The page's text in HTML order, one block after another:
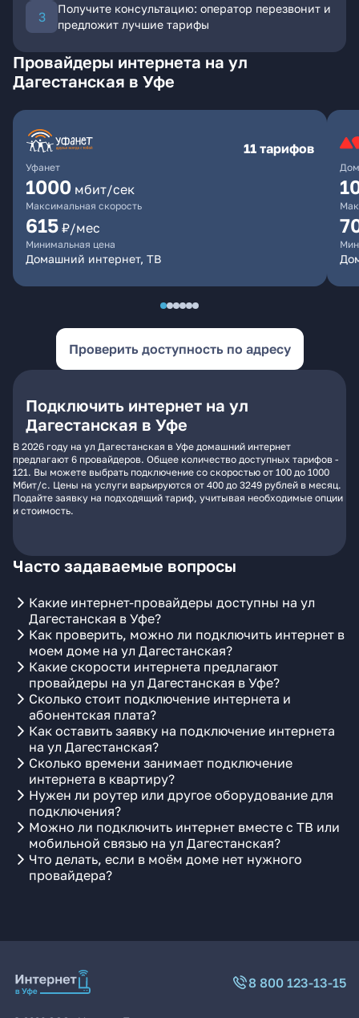
Получите консультацию: оператор перезвонит и
предложит лучшие тарифы
Провайдеры интернета на ул
Дагестанская в Уфе
Уфанет
11 тарифов
1000 мбит/сек
Максимальная скорость
615 ₽/мес
Минимальная цена
Домашний интернет, ТВ
Проверить доступность по адресу
Подключить интернет на ул
Дагестанская в Уфе
В 2026 году на ул Дагестанская в Уфе домашний интернет
предлагают 6 провайдеров. Общее количество доступных тарифов -
121. Вы можете выбрать подключение со скоростью от 100 до 1000
Мбит/с. Цены на услуги варьируются от 400 до 3249 рублей в месяц.
Подайте заявку на подходящий тариф, учитывая необходимые опции
и стоимость.
Часто задаваемые вопросы
Какие интернет-провайдеры доступны на ул
Дагестанская в Уфе?
Как проверить, можно ли подключить интернет в
моем доме на ул Дагестанская?
Какие скорости интернета предлагают
провайдеры на ул Дагестанская в Уфе?
Сколько стоит подключение интернета и
абонентская плата?
Как оставить заявку на подключение интернета
на ул Дагестанская?
Сколько времени занимает подключение
интернета в квартиру?
Нужен ли роутер или другое оборудование для
подключения?
Можно ли подключить интернет вместе с ТВ или
мобильной связью на ул Дагестанская?
Что делать, если в моём доме нет нужного
провайдера?
8 800 123-13-15